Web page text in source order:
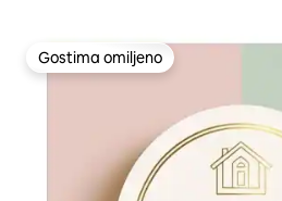
Gostima omiljeno
Gostima omiljeno